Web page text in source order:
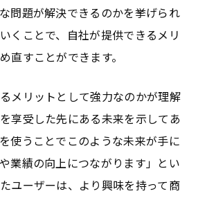
問題が解決できるのかを挙げられ
くことで、自社が提供できるメリ
直すことができます。
メリットとして強力なのかが理解
享受した先にある未来を示してあ
使うことでこのような未来が手に
業績の向上につながります」とい
ユーザーは、より興味を持って商